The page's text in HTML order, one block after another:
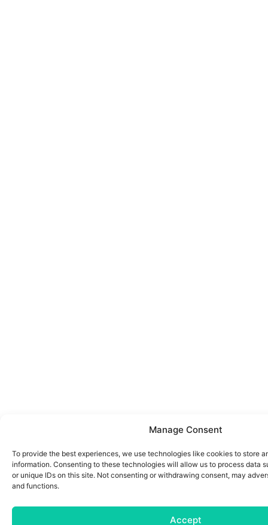
Manage Consent
To provide the best experiences, we use technologies like cookies to store
information. Consenting to these technologies will allow us to process data
or unique IDs on this site. Not consenting or withdrawing consent, may
and functions.
Accept